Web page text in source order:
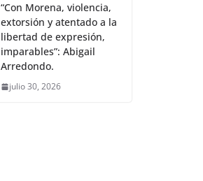
“Con Morena, violencia,
extorsión y atentado a la
libertad de expresión,
imparables”: Abigail
Arredondo.
julio 30, 2026